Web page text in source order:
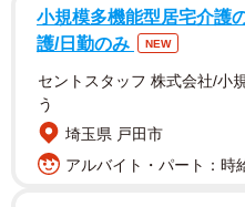
小規模多機能型居宅介護
護/日勤のみ
NEW
セントスタッフ 株式会社/小
う
埼玉県 戸田市
アルバイト・パート：時